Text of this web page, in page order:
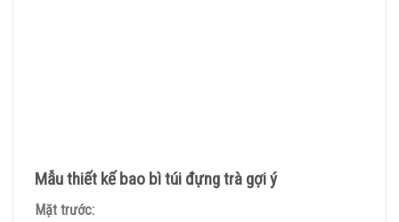
Mẫu thiết kế bao bì túi đựng trà gợi ý
Mặt trước: